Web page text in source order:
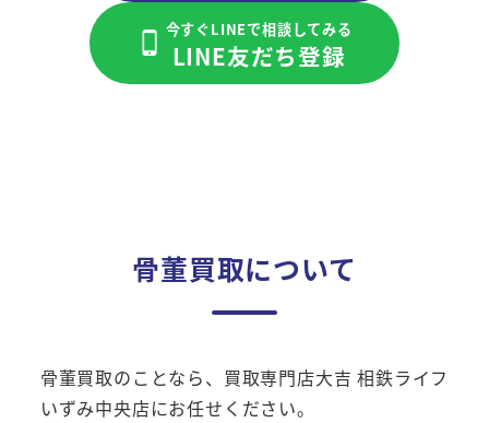
今すぐLINEで相談してみる
LINE友だち登録
骨董買取について
骨董買取のことなら、買取専門店大吉 相鉄ライフ
いずみ中央店にお任せください。